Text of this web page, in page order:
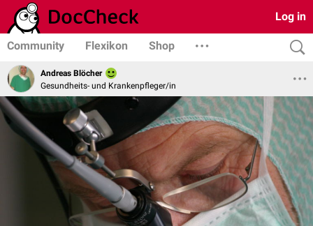
Log in
Community Flexikon Shop
Andreas Blöcher
Gesundheits- und Krankenpfleger/in